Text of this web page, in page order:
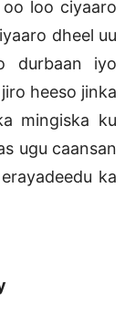
loo ciyaaro
dheel uu
durbaan iyo
heeso jinka
mingiska ku
ugu caansan
ka